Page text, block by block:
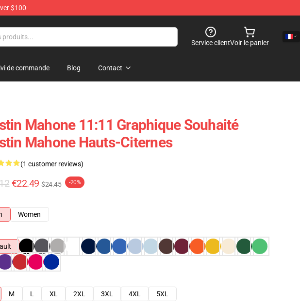
$100
Service clientVoir le panier
de commande Blog Contact
Mahone 11:11 Graphique Souhaité
Mahone Hauts-Citernes
(1 customer reviews)
€22.49 $24.45 -20%
Women
M L XL 2XL 3XL 4XL
5XL